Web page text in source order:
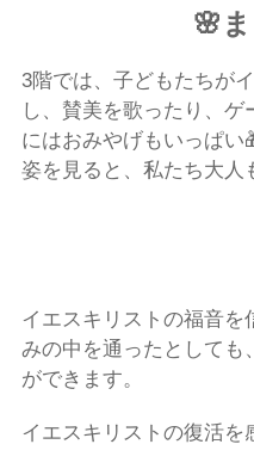
🌸
3階では、子どもたちが
し、賛美を歌ったり、ゲ
にはおみやげもいっぱ
姿を見ると、私たち大人
イエスキリストの福音を
みの中を通ったとしても
ができます。
イエスキリストの復活を